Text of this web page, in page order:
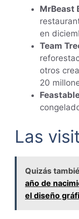
MrBeast
en
Team
otros
20
Las
Quizás
año de
el diseño